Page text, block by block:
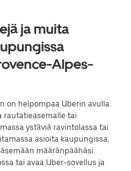
ja muita
Alpes-
on helpompaa Uberin avulla.
rautatieasemalle tai
ystäviä ravintolassa tai
asioita kaupungissa,
määränpäähäsi.
tai avaa Uber-sovellus ja